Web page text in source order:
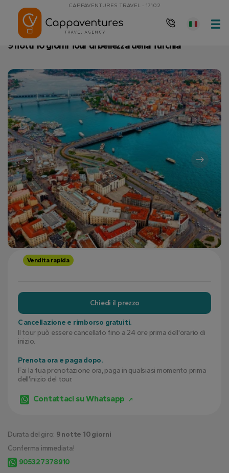
CAPPAVENTURES TRAVEL - 17102
Pagina principale
9 notti 10 giorni Tour di bellezza della Turchia
Vendita rapida
Chiedi il prezzo
Cancellazione e rimborso gratuiti.
Il tour può essere cancellato fino a 24 ore prima dell'orario di
inizio.
Prenota ora e paga dopo.
Fai la tua prenotazione ora, paga in qualsiasi momento prima
dell'inizio del tour.
Contattaci su Whatsapp
Durata del giro: 9 notte 10 giorni
Conferma immediata!
905327378910